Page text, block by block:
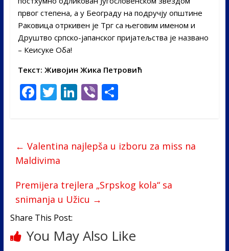
првог степена, а у Београду на подручју општине
Раковица отркивен је Трг са његовим именом и
Друштво српско-јапанског пријатељства је названо
– Кеисуке Оба!
Текст: Живојин Жика Петровић
F
ac
b
o
k
T
w
er
Li
n
e
dI
Vi
b
S
e
← Valentina najlepša u izboru za miss na
Maldivima
Premijera trejlera „Srpskog kola“ sa
snimanja u Užicu →
Share This Post:
You May Also Like